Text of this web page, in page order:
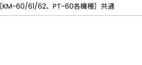
［KM-60/61/62、PT-60各機種］共通